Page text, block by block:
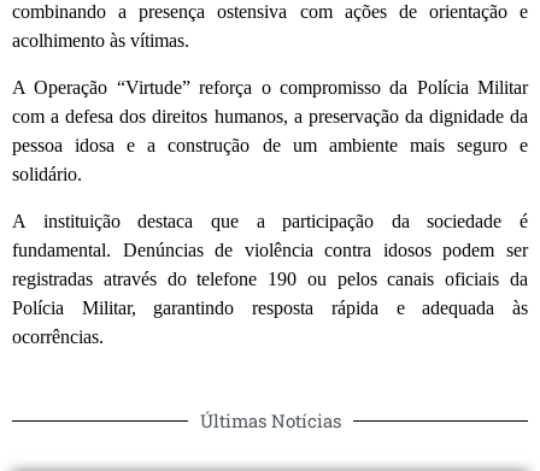
combinando a presença ostensiva com ações de orientação e
acolhimento às vítimas.
A Operação “Virtude” reforça o compromisso da Polícia Militar
com a defesa dos direitos humanos, a preservação da dignidade da
pessoa idosa e a construção de um ambiente mais seguro e
solidário.
A instituição destaca que a participação da sociedade é
fundamental. Denúncias de violência contra idosos podem ser
registradas através do telefone 190 ou pelos canais oficiais da
Polícia Militar, garantindo resposta rápida e adequada às
ocorrências.
Últimas Notícias